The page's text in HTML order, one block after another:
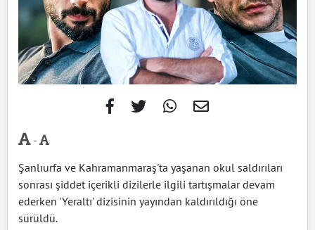
-
Şanlıurfa ve Kahramanmaraş'ta yaşanan okul saldırıları
sonrası şiddet içerikli dizilerle ilgili tartışmalar devam
ederken 'Yeraltı' dizisinin yayından kaldırıldığı öne
sürüldü.